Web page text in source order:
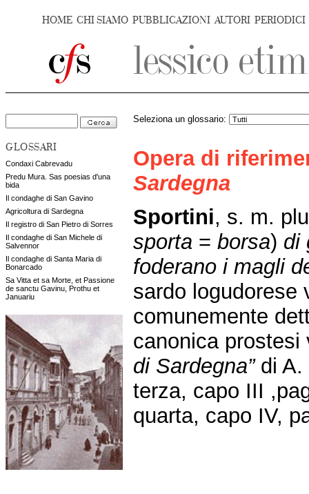
HOME CHI SIAMO PUBBLICAZIONI AUTORI PERIODICI
GLOSSARI
Condaxi Cabrevadu
Predu Mura. Sas poesias d'una
bida
Il condaghe di San Gavino
Agricoltura di Sardegna
Il registro di San Pietro di Sorres
Il condaghe di San Michele di
Salvennor
Il condaghe di Santa Maria di
Bonarcado
Sa Vitta et sa Morte, et Passione
de sanctu Gavinu, Prothu et
Januariu
Seleziona un glossario:
Opera di
Sardegna
Sportini, s. m.
sporta = borsa) di
foderano i magli
sardo logudorese
comunemente
canonica
di Sardegna”di A.
terza, capo III
quarta, capo IV,